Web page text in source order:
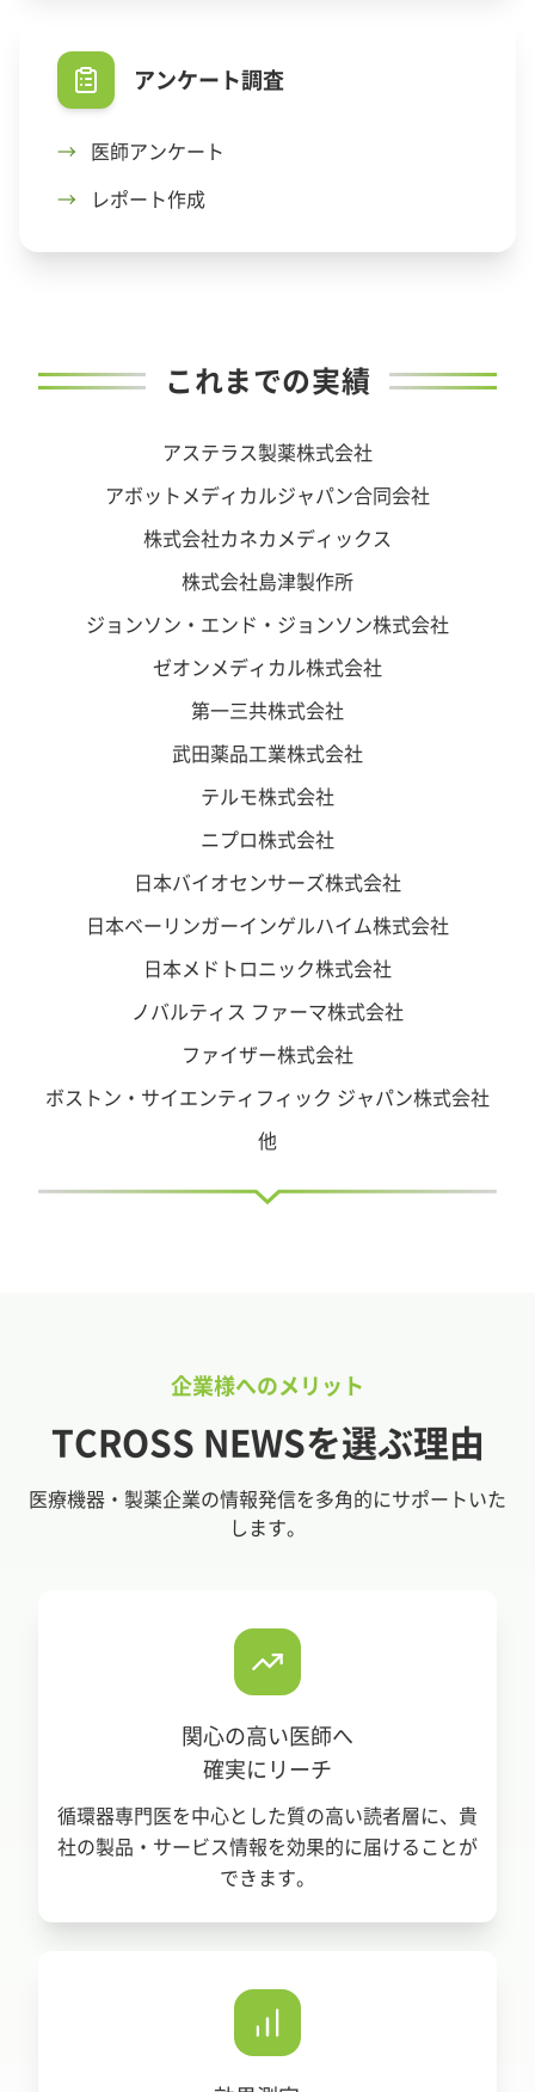
アンケート調査
→ 医師アンケート
→ レポート作成
これまでの実績
アステラス製薬株式会社
アボットメディカルジャパン合同会社
株式会社カネカメディックス
株式会社島津製作所
ジョンソン・エンド・ジョンソン株式会社
ゼオンメディカル株式会社
第一三共株式会社
武田薬品工業株式会社
テルモ株式会社
ニプロ株式会社
日本バイオセンサーズ株式会社
日本ベーリンガーインゲルハイム株式会社
日本メドトロニック株式会社
ノバルティス ファーマ株式会社
ファイザー株式会社
ボストン・サイエンティフィック ジャパン株式会社
他
企業様へのメリット
TCROSS NEWSを選ぶ理由
医療機器・製薬企業の情報発信を多角的にサポートいた
します。
関心の高い医師へ
確実にリーチ
循環器専門医を中心とした質の高い読者層に、貴
社の製品・サービス情報を効果的に届けることが
できます。